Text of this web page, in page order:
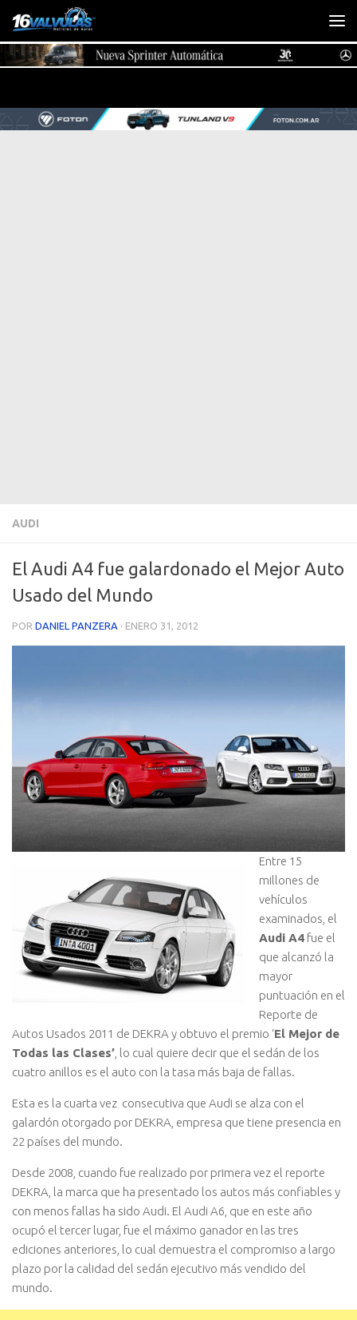
Saltar al contenido
AUDI
El Audi A4 fue galardonado el Mejor Auto
Usado del Mundo
POR DANIEL PANZERA · ENERO 31, 2012
Entre 15
millones de
vehículos
examinados, el
Audi A4 fue el
que alcanzó la
mayor
puntuación en el
Reporte de
Autos Usados 2011 de DEKRA y obtuvo el premio ‘El Mejor de
Todas las Clases’ , lo cual quiere decir que el sedán de los
cuatro anillos es el auto con la tasa más baja de fallas.
Esta es la cuarta vez consecutiva que Audi se alza con el
galardón otorgado por DEKRA, empresa que tiene presencia en
22 países del mundo.
Desde 2008, cuando fue realizado por primera vez el reporte
DEKRA, la marca que ha presentado los autos más confiables y
con menos fallas ha sido Audi. El Audi A6, que en este año
ocupó el tercer lugar, fue el máximo ganador en las tres
ediciones anteriores, lo cual demuestra el compromiso a largo
plazo por la calidad del sedán ejecutivo más vendido del
mundo.